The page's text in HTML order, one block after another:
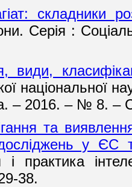
складники
Серія :
види,
національної
– 2016. – № 8. –
та
у ЄС
практика
38.